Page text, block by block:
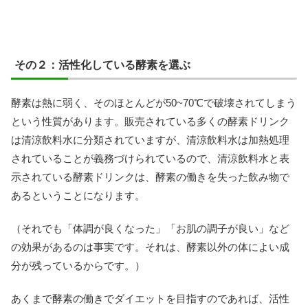
その２：活性化している酵素を選ぶ
酵素は熱に弱く、そのほとんどが50~70℃で破壊されてしまう
という性質があります。販売されている多くの酵素ドリンク
は清涼飲料水に分類されていますが、清涼飲料水は加熱処理
されていることが義務づけられているので、清涼飲料水と表
示されている酵素ドリンクは、酵素の働きを失った飲み物で
あるということになります。
（それでも「体調が良くなった」「お肌の調子が良い」など
の効果があるのは事実です。それは、酵素以外の体によい成
分が残っているからです。）
あくまで酵素の働きでダイエットを目指すのであれば、活性